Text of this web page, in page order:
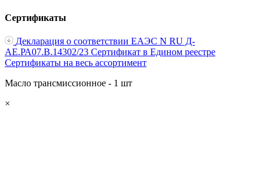
Сертификаты
Декларация о соответствии ЕАЭС N RU Д-
AE.РА07.В.14302/23 Сертификат в Едином реестре
Сертификаты на весь ассортимент
Масло трансмиссионное - 1 шт
×